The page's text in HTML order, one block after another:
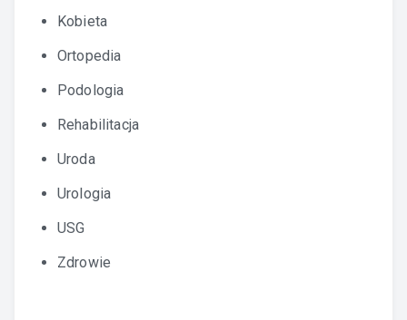
Kobieta
Ortopedia
Podologia
Rehabilitacja
Uroda
Urologia
USG
Zdrowie